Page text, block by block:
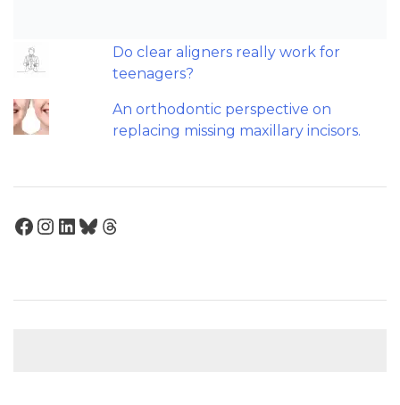
Do clear aligners really work for
teenagers?
An orthodontic perspective on
replacing missing maxillary incisors.
Facebook
Instagram
LinkedIn
Bluesky
Threads